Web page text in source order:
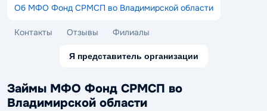
Об МФО Фонд СРМСП во Владимирской области
Контакты Отзывы Филиалы
Я представитель организации
Займы МФО Фонд СРМСП во
Владимирской области